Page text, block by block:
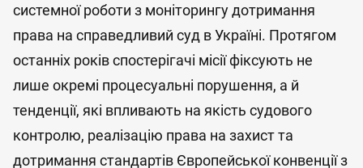
системної роботи з моніторингу дотримання
права на справедливий суд в Україні. Протягом
останніх років спостерігачі місії фіксують не
лише окремі процесуальні порушення, а й
тенденції, які впливають на якість судового
контролю, реалізацію права на захист та
дотримання стандартів Європейської конвенції з